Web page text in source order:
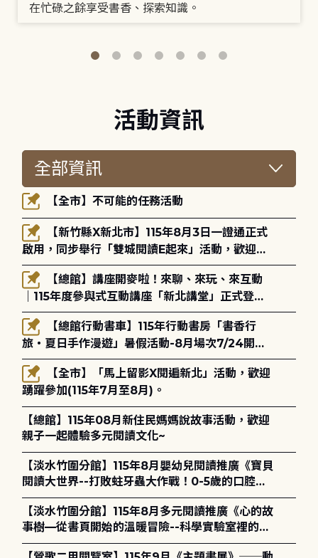
在忙碌之餘享受書香、探索知識。
活動資訊
【全市】不可能的任務活動
啟用，同步舉行「雙城閱讀E起來」活動，歡迎踴
躍參加(115年8月3日至10月4日)。
｜115年度參與式互動講座「新北講堂」正式登
場！
旅・夏日手作漫遊」暑假活動-8月場次7/24開始
報名
踴躍參加(115年7月至8月)。
【總館】115年08月新住民媽媽說故事活動，歡迎
親子一起體驗多元閱讀文化~
【淡水竹圍分館】115年8月嬰幼兒閱讀推廣《寶貝
閱讀大世界--打敗蛀牙蟲大作戰！0-5歲的口腔照
護全攻略》
【淡水竹圍分館】115年8月多元閱讀推廣《心的故
事樹—從書頁開始的溫暖冒險--科學實驗室裡的放
電章魚》